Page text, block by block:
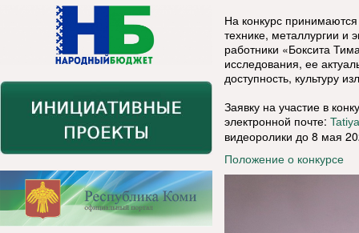
На конкурс
технике, металлургии и
работники «Боксита
исследования, ее
доступность, культуру
Заявку на участие в
электронной почте:
видеоролики до 8 мая
Положение о конкурсе